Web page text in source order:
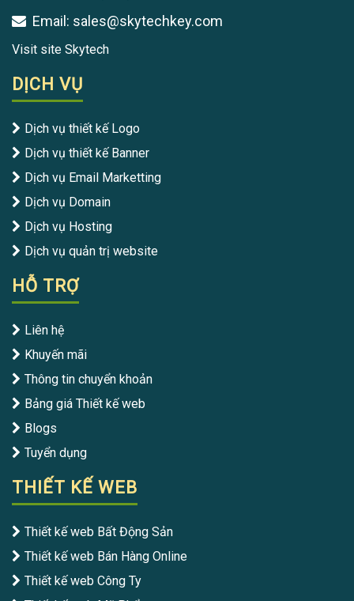
Email: sales@skytechkey.com
Visit site Skytech
DỊCH VỤ
Dịch vụ thiết kế Logo
Dịch vụ thiết kế Banner
Dịch vụ Email Marketting
Dịch vụ Domain
Dịch vụ Hosting
Dịch vụ quản trị website
HỖ TRỢ
Liên hệ
Khuyến mãi
Thông tin chuyển khoản
Bảng giá Thiết kế web
Blogs
Tuyển dụng
THIẾT KẾ WEB
Thiết kế web Bất Động Sản
Thiết kế web Bán Hàng Online
Thiết kế web Công Ty